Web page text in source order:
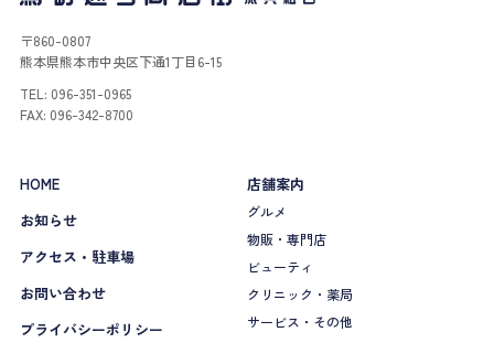
〒860-0807
熊本県熊本市中央区下通1丁目6-15
TEL: 096-351-0965
FAX: 096-342-8700
HOME
お知らせ
アクセス・駐車場
お問い合わせ
プライバシーポリシー
店舗案内
グルメ
物販・専門店
ビューティ
クリニック・薬局
サービス・その他